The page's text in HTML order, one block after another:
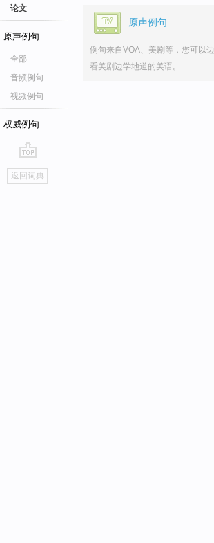
论文
原声例句
全部
音频例句
视频例句
权威例句
go
top
返回词典
原声例句
例句来自VOA、美剧等，您可以边
看美剧边学地道的美语。